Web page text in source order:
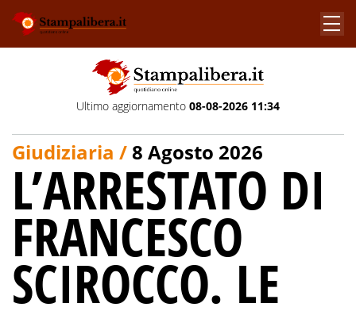
Ultimo aggiornamento 08-08-2026 11:34
Giudiziaria /8 Agosto 2026
L’ARRESTATO DI
FRANCESCO
SCIROCCO. LE